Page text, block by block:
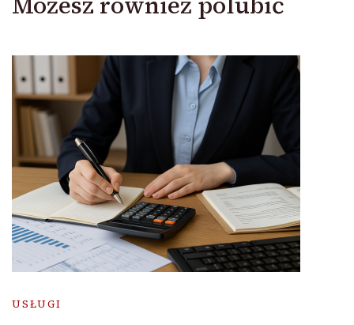
USŁUGI